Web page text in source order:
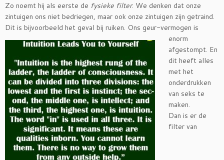
Zo noemt hij als eerste de fysieke filter. We denken dat onze
zintuigen ons niet bedriegen, maar ook onze zintuigen zijn getraind.
Dit is bijvoorbeeld het geval bij ruiken. Ons geur-vermogen is
enorm
afgestompt. En
dit heeft alles
met het
onderdrukken
van seks te
maken.
Dan is er de
filter van